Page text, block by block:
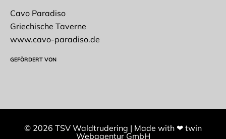
der datenschutzrechtlichen Einwilligungserklärung
zu.
Datenschutzerklärung
Cavo Paradiso
Griechische Taverne
www.cavo-paradiso.de
GEFÖRDERT VON
© 2026 TSV Waldtrudering | Made with ❤ twin
Webagentur GmbH